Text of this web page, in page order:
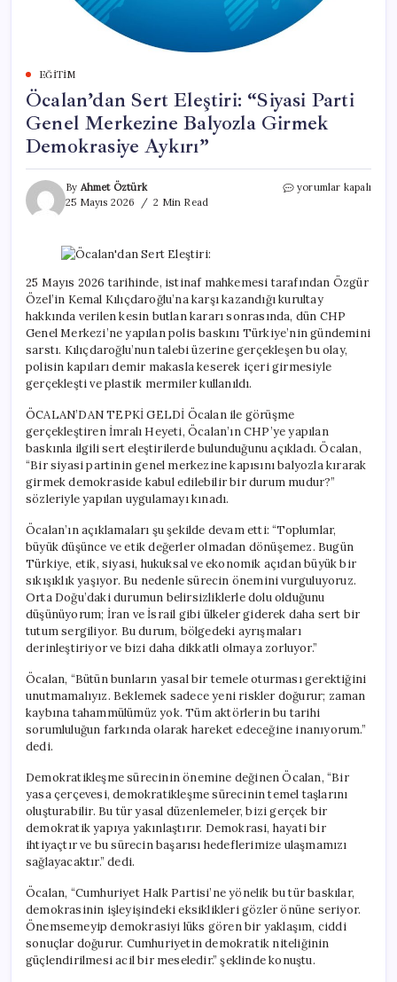
EĞITIM
Öcalan’dan Sert Eleştiri: “Siyasi Parti
Genel Merkezine Balyozla Girmek
Demokrasiye Aykırı”
By Ahmet Öztürk
25 Mayıs 2026
2 Min Read
Öcalan’dan
Merkezine
Balyozla
Girmek
Demokrasiye
Aykırı”
için
yorumlar kapalı
25 Mayıs 2026 tarihinde, istinaf mahkemesi tarafından Özgür
Özel’in Kemal Kılıçdaroğlu’na karşı kazandığı kurultay
hakkında verilen kesin butlan kararı sonrasında, dün CHP
Genel Merkezi’ne yapılan polis baskını Türkiye’nin gündemini
sarstı. Kılıçdaroğlu’nun talebi üzerine gerçekleşen bu olay,
polisin kapıları demir makasla keserek içeri girmesiyle
gerçekleşti ve plastik mermiler kullanıldı.
ÖCALAN’DAN TEPKİ GELDİ Öcalan ile görüşme
gerçekleştiren İmralı Heyeti, Öcalan’ın CHP’ye yapılan
baskınla ilgili sert eleştirilerde bulunduğunu açıkladı. Öcalan,
“Bir siyasi partinin genel merkezine kapısını balyozla kırarak
girmek demokraside kabul edilebilir bir durum mudur?”
sözleriyle yapılan uygulamayı kınadı.
Öcalan’ın açıklamaları şu şekilde devam etti: “Toplumlar,
büyük düşünce ve etik değerler olmadan dönüşemez. Bugün
Türkiye, etik, siyasi, hukuksal ve ekonomik açıdan büyük bir
sıkışıklık yaşıyor. Bu nedenle sürecin önemini vurguluyoruz.
Orta Doğu’daki durumun belirsizliklerle dolu olduğunu
düşünüyorum; İran ve İsrail gibi ülkeler giderek daha sert bir
tutum sergiliyor. Bu durum, bölgedeki ayrışmaları
derinleştiriyor ve bizi daha dikkatli olmaya zorluyor.”
Öcalan, “Bütün bunların yasal bir temele oturması gerektiğini
unutmamalıyız. Beklemek sadece yeni riskler doğurur; zaman
kaybına tahammülümüz yok. Tüm aktörlerin bu tarihi
sorumluluğun farkında olarak hareket edeceğine inanıyorum.”
dedi.
Demokratikleşme sürecinin önemine değinen Öcalan, “Bir
yasa çerçevesi, demokratikleşme sürecinin temel taşlarını
oluşturabilir. Bu tür yasal düzenlemeler, bizi gerçek bir
demokratik yapıya yakınlaştırır. Demokrasi, hayati bir
ihtiyaçtır ve bu sürecin başarısı hedeflerimize ulaşmamızı
sağlayacaktır.” dedi.
Öcalan, “Cumhuriyet Halk Partisi’ne yönelik bu tür baskılar,
demokrasinin işleyişindeki eksiklikleri gözler önüne seriyor.
Önemsemeyip demokrasiyi lüks gören bir yaklaşım, ciddi
sonuçlar doğurur. Cumhuriyetin demokratik niteliğinin
güçlendirilmesi acil bir meseledir.” şeklinde konuştu.